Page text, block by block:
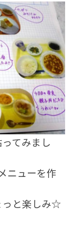
てみまし
ニューを作
っと楽しみ☆